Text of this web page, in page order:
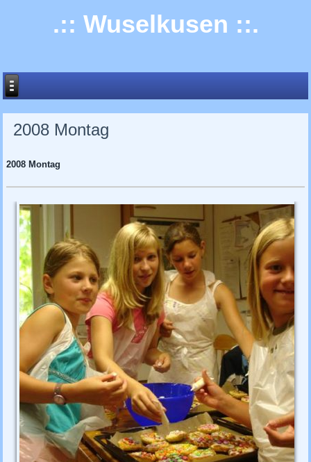
.:: Wuselkusen ::.
2008 Montag
2008 Montag